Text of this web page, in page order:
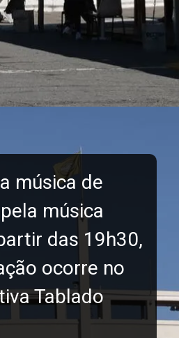
música de
música
das 19h30,
ocorre no
Tablado